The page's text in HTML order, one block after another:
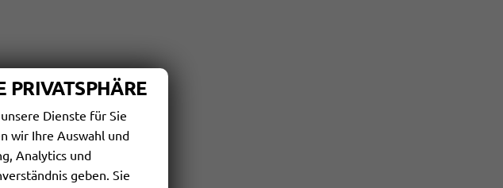
PRIVATSPHÄRE
Dienste für Sie
wir Ihre Auswahl und
Analytics und
geben. Sie